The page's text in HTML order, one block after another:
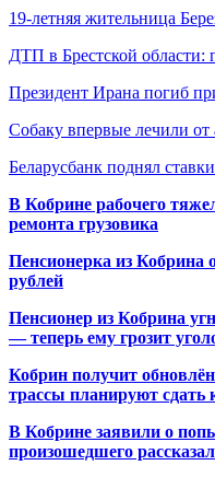
19-летняя жительница
ДТП в Брестской области:
Президент Ирана погиб
Собаку впервые лечили
Беларусбанк поднял
В Кобрине рабочего
ремонта грузовика
Пенсионерка из
рублей
Пенсионер из Кобрина
— теперь ему грозит
Кобрин получит
трассы планируют сдать
В Кобрине заявили о
произошедшего